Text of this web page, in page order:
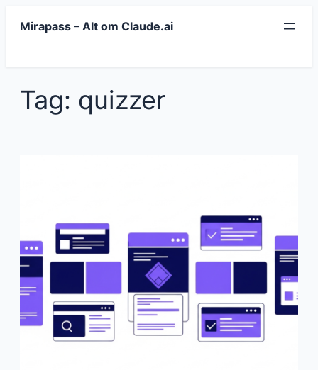
Mirapass – Alt om Claude.ai
Tag: quizzer